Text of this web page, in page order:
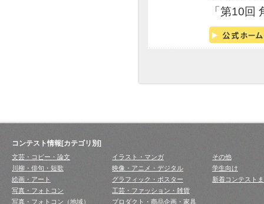
「第10回
コンテスト情報[カテゴリ別]
文芸・コピー・論文
川柳・俳句・短歌
絵画・アート
写真・フォトコン
写真・フォトコン（地域）
イラスト・マンガ
映像・アニメ・デジタル
グラフィック・ポスター
工芸・ファッション・雑貨
プロダクト・商品企画・家具
その他
学生向け
新着コンテスト